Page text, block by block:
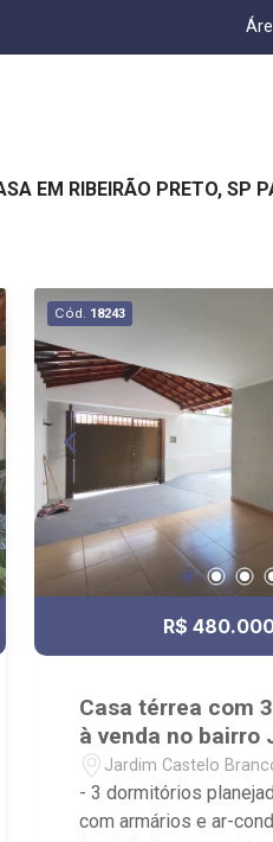
EM RIBEIRÃO PRETO, SP
Cód. 18243
R$
Casa térrea com
à venda no bairro
Castelo Branco
Jardim Castelo
Preto/SP
- 3 dormitórios
com armários e ar-